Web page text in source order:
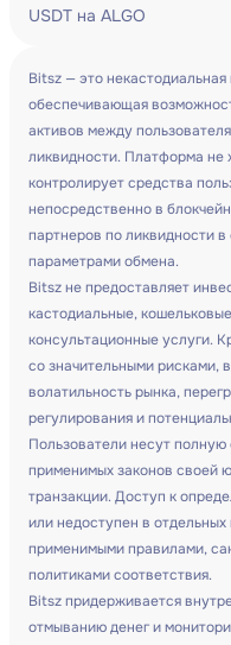
USDT на ALGO
Bitsz — это
обеспечивающая
активов между
ликвидности. Платформа не
контролирует средства
непосредственно в
партнеров по ликвидности
параметрами обмена.
Bitsz не предоставляет
кастодиальные,
консультационные услуги.
со значительными рисками,
волатильность рынка,
регулирования и
Пользователи несут
применимых законов своей
транзакции. Доступ к
или недоступен в
применимыми правилами,
политиками соответствия.
Bitsz придерживается
отмыванию денег и